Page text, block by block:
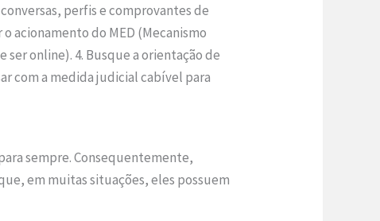
perfis e comprovantes de
acionamento do MED (Mecanismo
online). 4. Busque a orientação de
com a medida judicial cabível para
sempre. Consequentemente,
em muitas situações, eles possuem